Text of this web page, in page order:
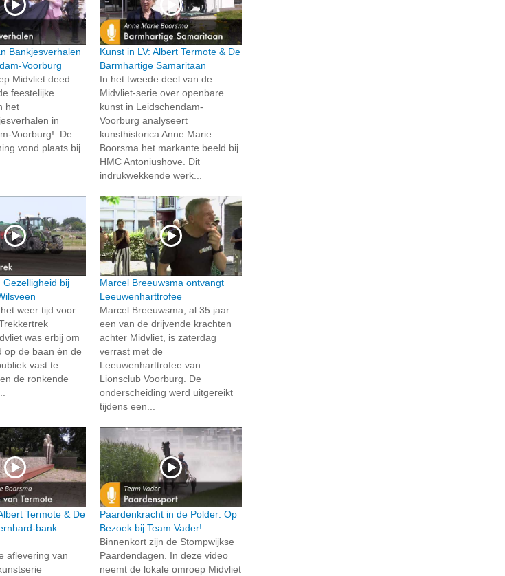
Bankjesverhalen
Voorburg
Midvliet deed
feestelijke
het
in
Voorburg! De
vond plaats bij
Kunst in LV: Albert Termote & De
Barmhartige Samaritaan
In het tweede deel van de
Midvliet-serie over openbare
kunst in Leidschendam-
Voorburg analyseert
kunsthistorica Anne Marie
Boorsma het markante beeld bij
HMC Antoniushove. Dit
indrukwekkende werk...
Gezelligheid bij
weer tijd voor
was erbij om
op de baan én de
vast te
de ronkende
Marcel Breeuwsma ontvangt
Leeuwenharttrofee
Marcel Breeuwsma, al 35 jaar
een van de drijvende krachten
achter Midvliet, is zaterdag
verrast met de
Leeuwenharttrofee van
Lionsclub Voorburg. De
onderscheiding werd uitgereikt
tijdens een...
Termote & De
bank
aflevering van
Paardenkracht in de Polder: Op
Bezoek bij Team Vader!
Binnenkort zijn de Stompwijkse
Paardendagen. In deze video
neemt de lokale omroep Midvliet